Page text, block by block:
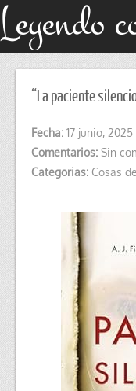
Leyendo
“La paciente
Fecha: 17 junio, 2025
Comentarios: Sin
Categorias: Cosas